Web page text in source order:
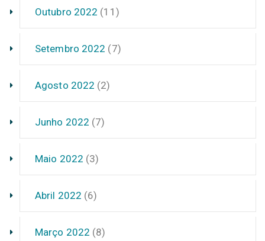
Outubro 2022 (11)
Setembro 2022 (7)
Agosto 2022 (2)
Junho 2022 (7)
Maio 2022 (3)
Abril 2022 (6)
Março 2022 (8)